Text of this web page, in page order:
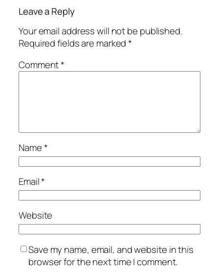
Leave a Reply
Your email address will not be published.
Required fields are marked*
Comment*
Name*
Email*
Website
Save my name, email, and website in this
browser for the next time I comment.